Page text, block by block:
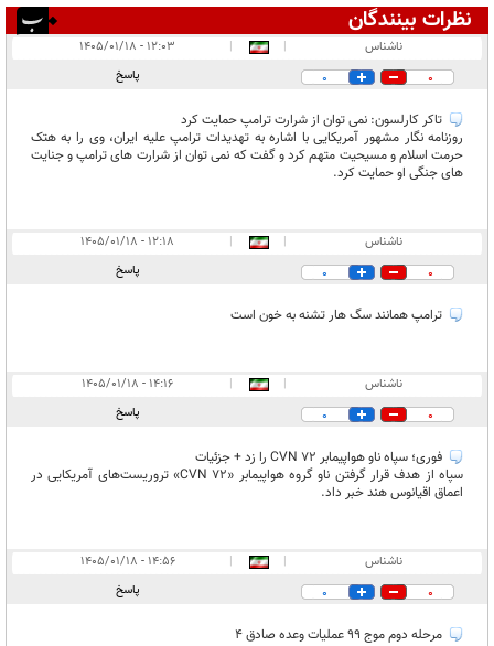
نظرات بینندگان
در انتظار بررسی:
ناشناس |
|
۱۲:۰۳ - ۱۴۰۵/۰۱/۱۸
0
0 پاسخ
تاکر کارلسون: نمی توان از شرارت ترامپ حمایت کرد
روزنامه نگار مشهور آمریکایی با اشاره به تهدیدات ترامپ علیه ایران، وی را به هتک
حرمت اسلام و مسیحیت متهم کرد و گفت که نمی توان از شرارت های ترامپ و جنایت
های جنگی او حمایت کرد.
ناشناس |
|
۱۲:۱۸ - ۱۴۰۵/۰۱/۱۸
0
0 پاسخ
ترامپ همانند سگ هار تشنه به خون است
ناشناس |
|
۱۴:۱۶ - ۱۴۰۵/۰۱/۱۸
0
0 پاسخ
فوری؛ سپاه ناو هواپیمابر CVN ۷۲ را زد + جزئیات
سپاه از هدف قرار گرفتن ناو گروه هواپیمابر «CVN ۷۲» تروریست‌های آمریکایی در
اعماق اقیانوس هند خبر داد.
ناشناس |
|
۱۴:۵۶ - ۱۴۰۵/۰۱/۱۸
0
0 پاسخ
مرحله دوم موج 99 عملیات وعده صادق 4